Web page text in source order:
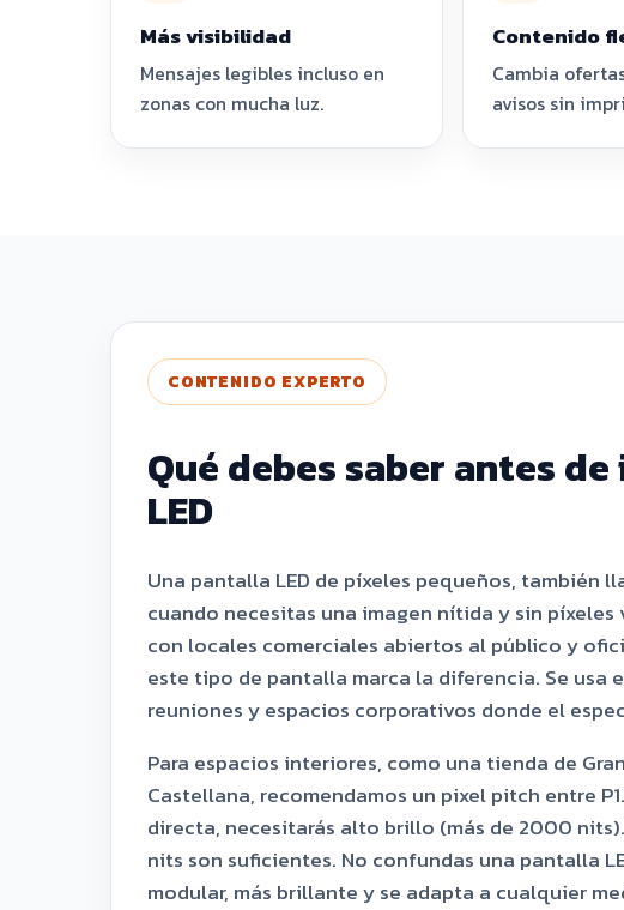
Más visibilidad
Mensajes legibles incluso en
zonas con mucha luz.
Contenido
Cambia
avisos sin
CONTENIDO EXPERTO
Qué debes saber antes
LED
Una pantalla LED de píxeles pequeños, también
cuando necesitas una imagen nítida y sin
con locales comerciales abiertos al público y
este tipo de pantalla marca la diferencia. Se usa
reuniones y espacios corporativos donde el
Para espacios interiores, como una tienda de
Castellana, recomendamos un pixel pitch entre
directa, necesitarás alto brillo (más de 2000
nits son suficientes. No confundas una pantalla
modular, más brillante y se adapta a cualquier